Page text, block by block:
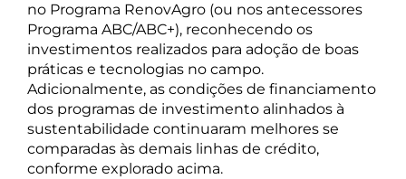
no Programa RenovAgro (ou nos antecessores
Programa ABC/ABC+), reconhecendo os
investimentos realizados para adoção de boas
práticas e tecnologias no campo.
Adicionalmente, as condições de financiamento
dos programas de investimento alinhados à
sustentabilidade continuaram melhores se
comparadas às demais linhas de crédito,
conforme explorado acima.